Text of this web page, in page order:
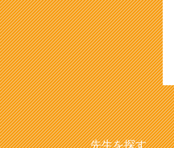
先生を探す